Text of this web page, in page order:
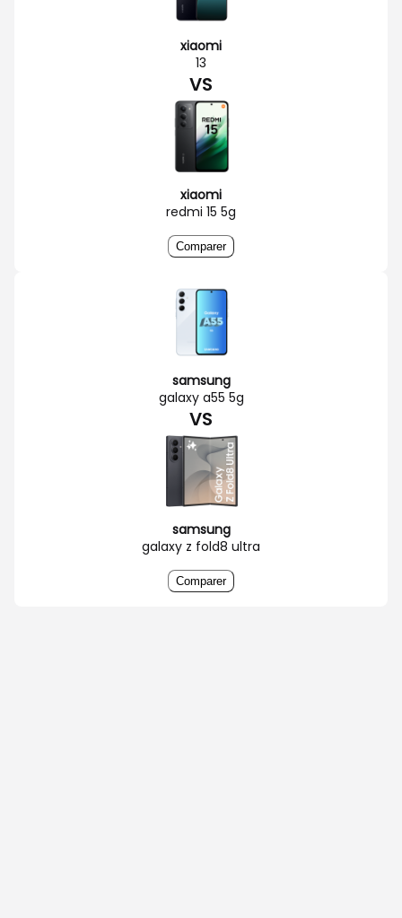
xiaomi
13
VS
xiaomi
redmi 15 5g
Comparer
samsung
galaxy a55 5g
VS
samsung
galaxy z fold8 ultra
Comparer